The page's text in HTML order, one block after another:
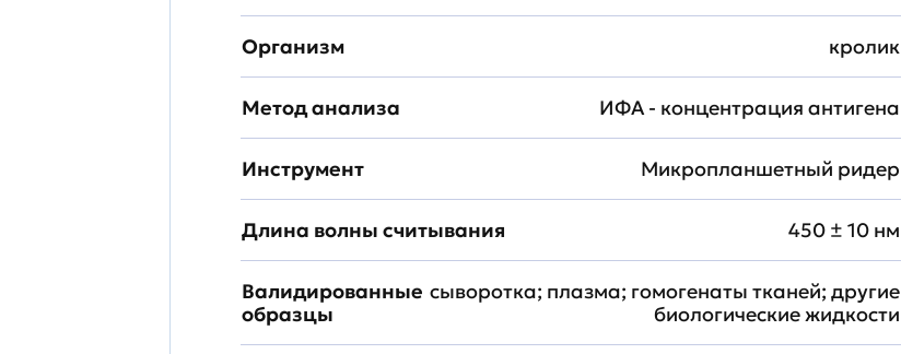
Организм кролик
Метод анализа ИФА - концентрация антигена
Инструмент Микропланшетный ридер
Длина волны считывания 450 ± 10 нм
Валидированные
образцы
сыворотка; плазма; гомогенаты тканей; другие
биологические жидкости